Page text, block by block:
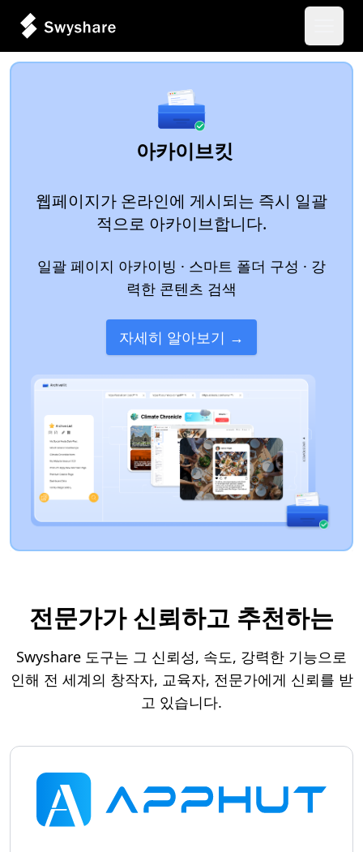
아카이브킷
웹페이지가 온라인에 게시되는 즉시 일괄
적으로 아카이브합니다.
일괄 페이지 아카이빙 · 스마트 폴더 구성 · 강
력한 콘텐츠 검색
자세히 알아보기 →
전문가가 신뢰하고 추천하는
Swyshare 도구는 그 신뢰성, 속도, 강력한 기능으로
인해 전 세계의 창작자, 교육자, 전문가에게 신뢰를 받
고 있습니다.